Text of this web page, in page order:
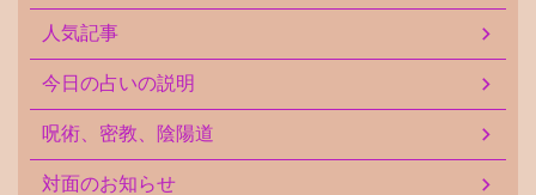
人気記事
今日の占いの説明
呪術、密教、陰陽道
対面のお知らせ